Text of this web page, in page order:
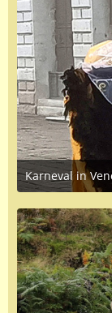
Karneval in
February